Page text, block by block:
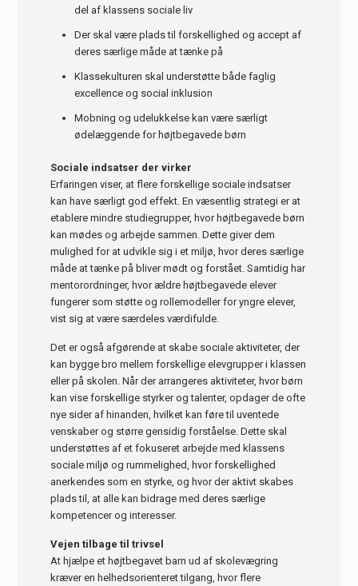
del af klassens sociale liv
Der skal være plads til forskellighed og accept af
deres særlige måde at tænke på
Klassekulturen skal understøtte både faglig
excellence og social inklusion
Mobning og udelukkelse kan være særligt
ødelæggende for højtbegavede børn
Sociale indsatser der virker
Erfaringen viser, at flere forskellige sociale indsatser
kan have særligt god effekt. En væsentlig strategi er at
etablere mindre studiegrupper, hvor højtbegavede børn
kan mødes og arbejde sammen. Dette giver dem
mulighed for at udvikle sig i et miljø, hvor deres særlige
måde at tænke på bliver mødt og forstået. Samtidig har
mentorordninger, hvor ældre højtbegavede elever
fungerer som støtte og rollemodeller for yngre elever,
vist sig at være særdeles værdifulde.
Det er også afgørende at skabe sociale aktiviteter, der
kan bygge bro mellem forskellige elevgrupper i klassen
eller på skolen. Når der arrangeres aktiviteter, hvor børn
kan vise forskellige styrker og talenter, opdager de ofte
nye sider af hinanden, hvilket kan føre til uventede
venskaber og større gensidig forståelse. Dette skal
understøttes af et fokuseret arbejde med klassens
sociale miljø og rummelighed, hvor forskellighed
anerkendes som en styrke, og hvor der aktivt skabes
plads til, at alle kan bidrage med deres særlige
kompetencer og interesser.
Vejen tilbage til trivsel
At hjælpe et højtbegavet barn ud af skolevægring
kræver en helhedsorienteret tilgang, hvor flere